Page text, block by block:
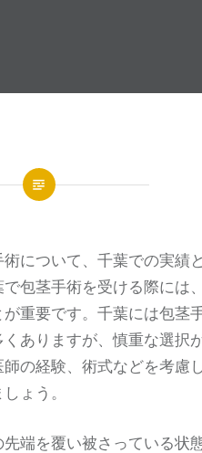
について、千葉での実績
で包茎手術を受ける際には
重要です。千葉には包茎
ありますが、慎重な選択
の経験、術式などを考慮
ょう。
端を覆い被さっている状